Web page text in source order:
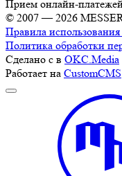
Прием онлайн-платежей
© 2007 — 2026
Правила использования
Политика обработки
Сделано с в OKC.Media
Работает на CustomCMS